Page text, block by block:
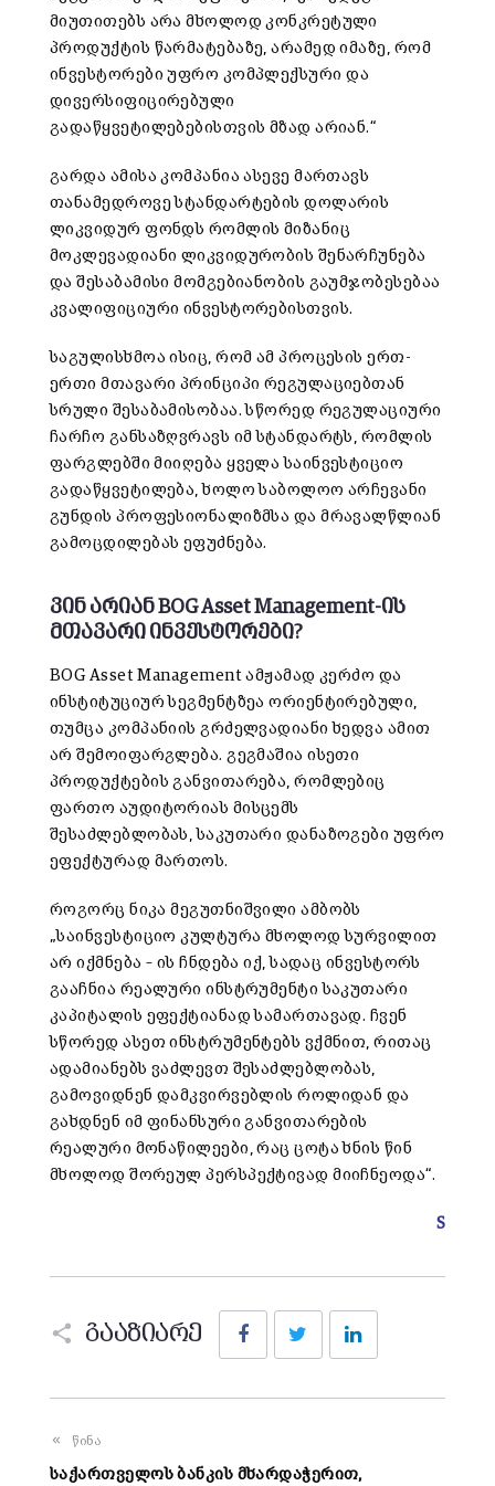
მიუთითებს არა მხოლოდ კონკრეტული
პროდუქტის წარმატებაზე, არამედ იმაზე, რომ
ინვესტორები უფრო კომპლექსური და
დივერსიფიცირებული
გადაწყვეტილებებისთვის მზად არიან.“
გარდა ამისა კომპანია ასევე მართავს
თანამედროვე სტანდარტების დოლარის
ლიკვიდურ ფონდს რომლის მიზანიც
მოკლევადიანი ლიკვიდურობის შენარჩუნება
და შესაბამისი მომგებიანობის გაუმჯობესებაა
კვალიფიციური ინვესტორებისთვის.
საგულისხმოა ისიც, რომ ამ პროცესის ერთ-
ერთი მთავარი პრინციპი რეგულაციებთან
სრული შესაბამისობაა. სწორედ რეგულაციური
ჩარჩო განსაზღვრავს იმ სტანდარტს, რომლის
ფარგლებში მიიღება ყველა საინვესტიციო
გადაწყვეტილება, ხოლო საბოლოო არჩევანი
გუნდის პროფესიონალიზმსა და მრავალწლიან
გამოცდილებას ეფუძნება.
ვინ არიან BOG Asset Management-ის
მთავარი ინვესტორები?
BOG Asset Management ამჟამად კერძო და
ინსტიტუციურ სეგმენტზეა ორიენტირებული,
თუმცა კომპანიის გრძელვადიანი ხედვა ამით
არ შემოიფარგლება. გეგმაშია ისეთი
პროდუქტების განვითარება, რომლებიც
ფართო აუდიტორიას მისცემს
შესაძლებლობას, საკუთარი დანაზოგები უფრო
ეფექტურად მართოს.
როგორც ნიკა მეგუთნიშვილი ამბობს
„საინვესტიციო კულტურა მხოლოდ სურვილით
არ იქმნება – ის ჩნდება იქ, სადაც ინვესტორს
გააჩნია რეალური ინსტრუმენტი საკუთარი
კაპიტალის ეფექტიანად სამართავად. ჩვენ
სწორედ ასეთ ინსტრუმენტებს ვქმნით, რითაც
ადამიანებს ვაძლევთ შესაძლებლობას,
გამოვიდნენ დამკვირვებლის როლიდან და
გახდნენ იმ ფინანსური განვითარების
რეალური მონაწილეები, რაც ცოტა ხნის წინ
მხოლოდ შორეულ პერსპექტივად მიიჩნეოდა“.
S
გააზიარე
FacebookTwitter
წინა
საქართველოს ბანკის მხარდაჭერით,